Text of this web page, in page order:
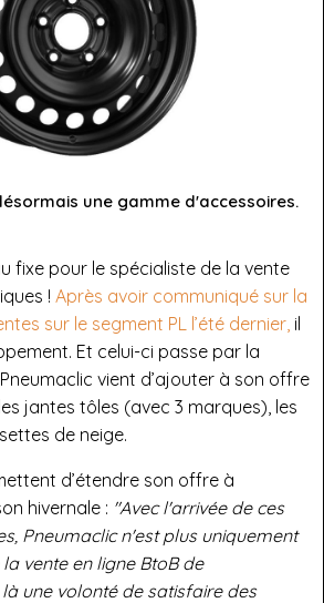
une gamme d'accessoires.
fixe pour le spécialiste de la vente
! Après avoir communiqué sur la
sur le segment PL l’été dernier, il
Et celui-ci passe par la
vient d’ajouter à son offre
jantes tôles (avec 3 marques), les
de neige.
d’étendre son offre à
hivernale : "Avec l'arrivée de ces
Pneumaclic n'est plus uniquement
vente en ligne BtoB de
une volonté de satisfaire des